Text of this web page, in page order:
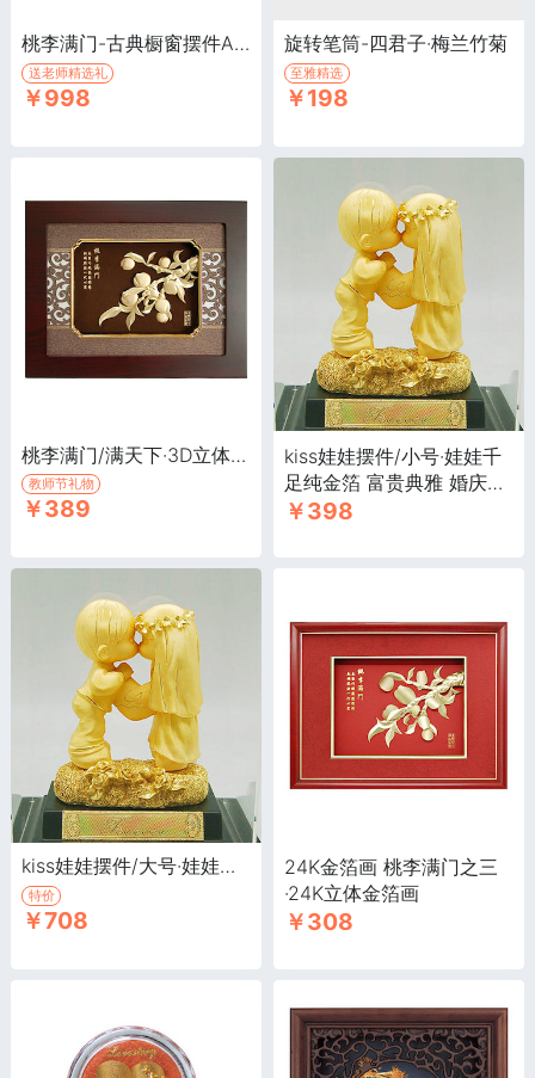
桃李满门-古典橱窗摆件A款·桃李满门
送老师精选礼
￥998
旋转笔筒-四君子·梅兰竹菊
至雅精选
￥198
桃李满门/满天下·3D立体金箔画，送老师礼品，精选教师节礼物
教师节礼物
￥389
kiss娃娃摆件/小号·娃娃千
足纯金箔 富贵典雅 婚庆结
婚礼品
￥398
kiss娃娃摆件/大号·娃娃千足纯金箔 富贵典雅 婚庆结婚礼品
特价
￥708
24K金箔画 桃李满门之三
·24K立体金箔画
￥308